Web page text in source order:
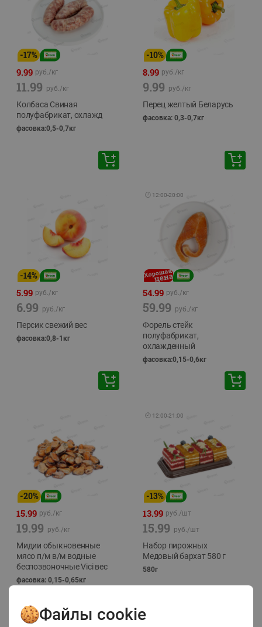
-17%
9.99 руб./кг
11.99 руб./кг
Колбаса Свиная
полуфабрикат, охлажд
фасовка:0,5-0,7кг
-10%
8.99 руб./кг
9.99 руб./кг
Перец желтый Беларусь
фасовка: 0,3-0,7кг
-14%
5.99 руб./кг
6.99 руб./кг
Персик свежий вес
фасовка:0,8-1кг
🕘 12:00-20:00
54.99 руб./кг
59.99 руб./кг
Форель стейк
полуфабрикат,
охлажденный
фасовка:0,15-0,6кг
-20%
15.99 руб./кг
19.99 руб./кг
Мидии обыкновенные
мясо п/м в/м водные
беспозвоночные Vici вес
фасовка: 0,15-0,65кг
🕘 12:00-21:00
-13%
13.99 руб./шт
15.99 руб./шт
Набор пирожных
Медовый бархат 580 г
580г
Файлы cookie